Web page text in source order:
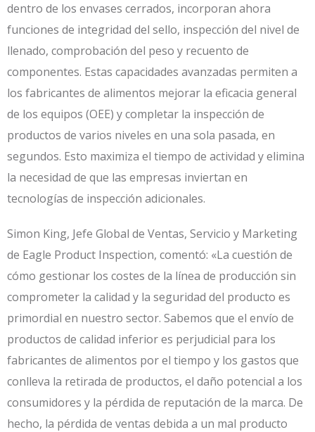
dentro de los envases cerrados, incorporan ahora
funciones de integridad del sello, inspección del nivel de
llenado, comprobación del peso y recuento de
componentes. Estas capacidades avanzadas permiten a
los fabricantes de alimentos mejorar la eficacia general
de los equipos (OEE) y completar la inspección de
productos de varios niveles en una sola pasada, en
segundos. Esto maximiza el tiempo de actividad y elimina
la necesidad de que las empresas inviertan en
tecnologías de inspección adicionales.
Simon King, Jefe Global de Ventas, Servicio y Marketing
de Eagle Product Inspection, comentó: «La cuestión de
cómo gestionar los costes de la línea de producción sin
comprometer la calidad y la seguridad del producto es
primordial en nuestro sector. Sabemos que el envío de
productos de calidad inferior es perjudicial para los
fabricantes de alimentos por el tiempo y los gastos que
conlleva la retirada de productos, el daño potencial a los
consumidores y la pérdida de reputación de la marca. De
hecho, la pérdida de ventas debida a un mal producto